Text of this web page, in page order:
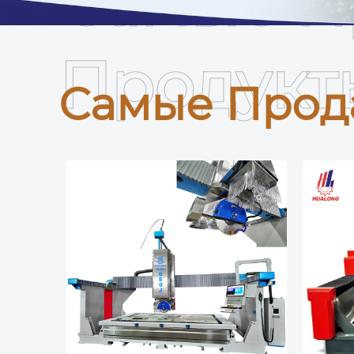
Самые